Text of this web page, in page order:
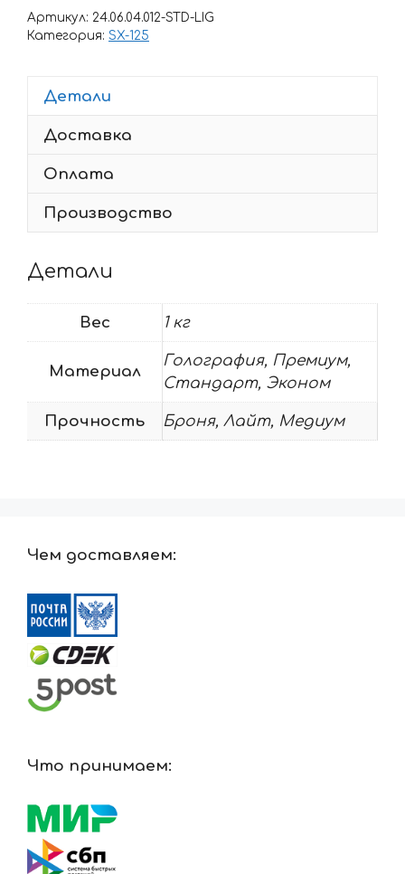
Артикул: 24.06.04.012-STD-LIG
Категория: SX-125
Детали
Доставка
Оплата
Производство
Детали
Вес 1 кг
Материал
Голография, Премиум,
Стандарт, Эконом
Прочность Броня, Лайт, Медиум
Чем доставляем:
Что принимаем: